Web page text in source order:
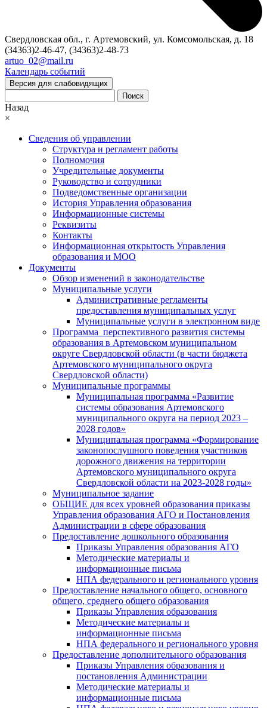
Свердловская обл., г. Артемовский, ул. Комсомольская, д. 18
(34363)2-46-47, (34363)2-48-73
artuo_02@mail.ru
Календарь событий
Версия для слабовидящих
Поиск
Назад
×
Сведения об управлении
Структура и регламент работы
Полномочия
Учредительные документы
Руководство и сотрудники
Подведомственные организации
История Управления образования
Информационные системы
Реквизиты
Контакты
Информационная открытость Управления
образования и МОО
Документы
Обзор изменений в законодательстве
Муниципальные услуги
Административные регламенты
предоставления муниципальных услуг
Муниципальные услуги в электронном виде
Программа перспективного развития системы
образования в Артемовском муниципальном
округе Свердловской области (в части бюджета
Артемовского муниципального округа
Свердловской области)
Муниципальные программы
Муниципальная программа «Развитие
системы образования Артемовского
муниципального округа на период 2023 –
2028 годов»
Муниципальная программа «Формирование
законопослушного поведения участников
дорожного движения на территории
Артемовского муниципального округа
Свердловской области на 2023-2028 годы»
Муниципальное задание
ОБЩИЕ для всех уровней образования приказы
Управления образования АГО и Постановления
Администрации в сфере образования
Предоставление дошкольного образования
Приказы Управления образования АГО
Методические материалы и
информационные письма
НПА федерального и регионального уровня
Предоставление начального общего, основного
общего, среднего общего образования
Приказы Управления образования
Методические материалы и
информационные письма
НПА федерального и регионального уровня
Предоставление дополнительного образования
Приказы Управления образования и
постановления Администрации
Методические материалы и
информационные письма